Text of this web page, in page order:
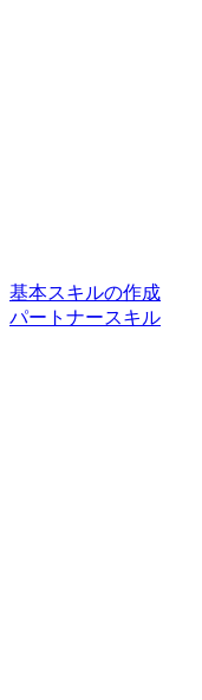
基本スキルの作成
パートナースキル